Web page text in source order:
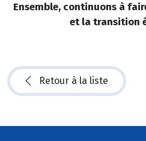
Ensemble, continuons à
et la transition
Retour à la liste